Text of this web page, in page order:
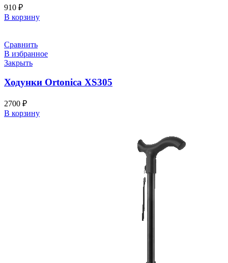
910 ₽
В корзину
Сравнить
В избранное
Закрыть
Ходунки Ortonica XS305
2700 ₽
В корзину